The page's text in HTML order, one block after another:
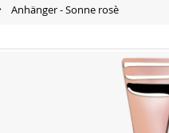
Anhänger - Sonne rosè